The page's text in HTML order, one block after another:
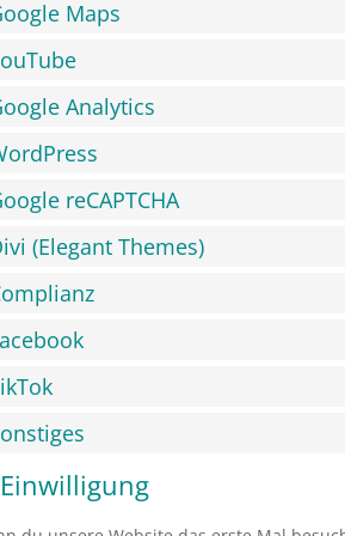
Maps
Analytics
reCAPTCHA
(Elegant Themes)